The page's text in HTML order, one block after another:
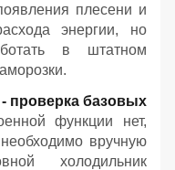
плесени и
энергии, но
в штатном
проверка базовых
функции нет,
вручную
холодильник